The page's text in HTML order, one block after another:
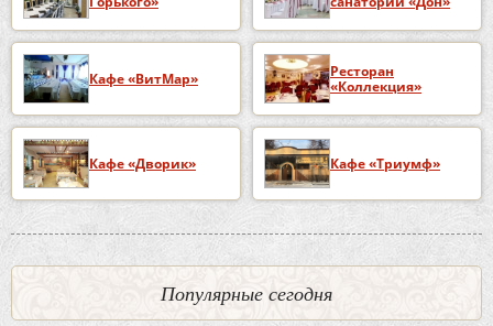
Кафе «ВитМар»
Ресторан
«Коллекция»
Кафе «Дворик» Кафе «Триумф»
Популярные сегодня